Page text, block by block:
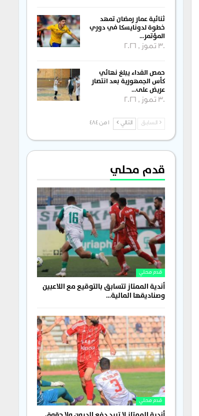
ثنائية عمار رمضان تمهد
خطوة لدونايسكا في دوري
المؤتمر…
30 تموز , 2026
حمص الفداء يبلغ نهائي
كأس الجمهورية بعد انتصار
عريض على…
30 تموز , 2026
السابق التالي 1 من 484
قدم محلي
قدم محلي
أندية الممتاز تتسابق بالتوقيع مع اللاعبين
وصناديقها المالية…
قدم محلي